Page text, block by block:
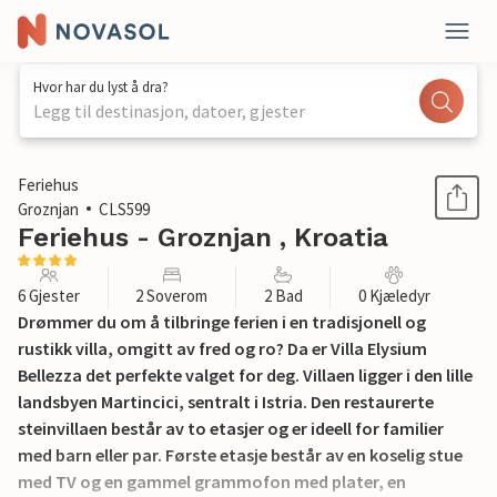
Hvor har du lyst å dra?
Legg til destinasjon, datoer, gjester
1 / 51
Feriehus
Groznjan
CLS599
Feriehus - Groznjan , Kroatia
6 Gjester 2 Soverom 2 Bad 0 Kjæledyr
Drømmer du om å tilbringe ferien i en tradisjonell og
rustikk villa, omgitt av fred og ro? Da er Villa Elysium
Bellezza det perfekte valget for deg. Villaen ligger i den lille
landsbyen Martincici, sentralt i Istria. Den restaurerte
steinvillaen består av to etasjer og er ideell for familier
med barn eller par. Første etasje består av en koselig stue
med TV og en gammel grammofon med plater, en